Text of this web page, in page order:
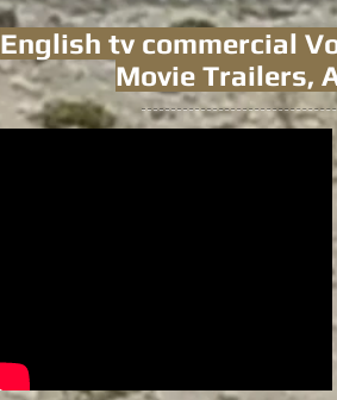
English tv commercial
Movie Trailers,